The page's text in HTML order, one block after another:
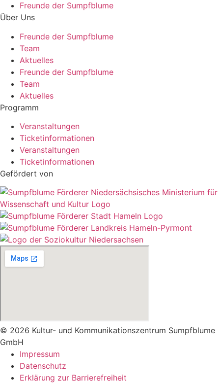
Freunde der Sumpfblume
Über Uns
Freunde der Sumpfblume
Team
Aktuelles
Freunde der Sumpfblume
Team
Aktuelles
Programm
Veranstaltungen
Ticketinformationen
Veranstaltungen
Ticketinformationen
Gefördert von
© 2026 Kultur- und Kommunikationszentrum Sumpfblume
GmbH
Impressum
Datenschutz
Erklärung zur Barrierefreiheit